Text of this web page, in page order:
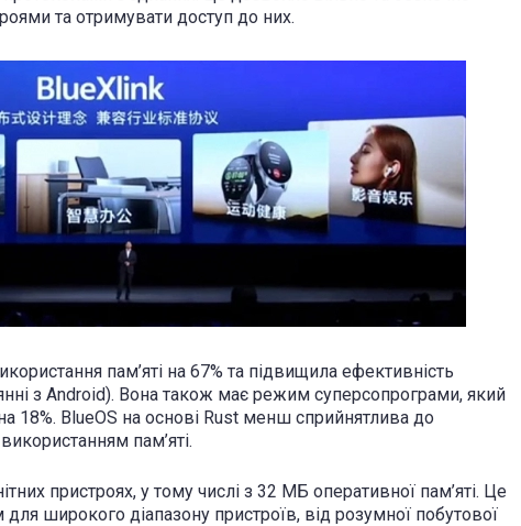
та отримувати доступ до них.
пам’яті на 67% та підвищила ефективність
з Android). Вона також має режим суперсопрограми, який
18%. BlueOS на основі Rust менш сприйнятлива до
пам’яті.
пристроях, у тому числі з 32 МБ оперативної пам’яті. Це
широкого діапазону пристроїв, від розумної побутової